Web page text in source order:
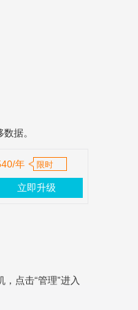
据。
年 限时
立即升级
点击“管理”进入